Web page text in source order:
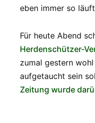
eben immer so
Für heute Abend
Herdenschützer-
zumal gestern
aufgetaucht sein
Zeitung wurde